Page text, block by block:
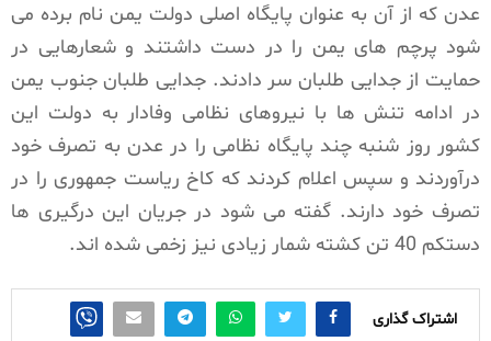
عدن که از آن به عنوان پایگاه اصلی دولت یمن نام برده می
شود پرچم های یمن را در دست داشتند و شعارهایی در
حمایت از جدایی طلبان سر دادند. جدایی طلبان جنوب یمن
در ادامه تنش ها با نیروهای نظامی وفادار به دولت این
کشور روز شنبه چند پایگاه نظامی را در عدن به تصرف خود
درآوردند و سپس اعلام کردند که کاخ ریاست جمهوری را در
تصرف خود دارند. گفته می شود در جریان این درگیری ها
دستکم 40 تن کشته شمار زیادی نیز زخمی شده اند.
اشتراک گذاری